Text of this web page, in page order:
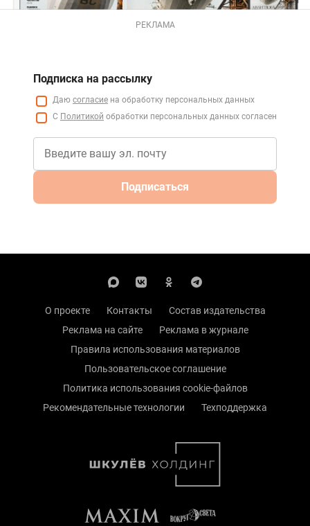
РЕКЛАМА
Подписка на рассылку
Даю согласие на обработку персональных данных
С Политикой обработки персональных данных согласен
Подписаться
О проекте Контакты
Состав издательства
Реклама на сайте
Реклама в журнале
Правила использования материалов
Пользовательское соглашение
Политика использования cookie-файлов
Рекомендательные технологии
Техподдержка